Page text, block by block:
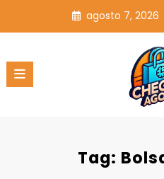
o
agosto 7, 2026
Tag: